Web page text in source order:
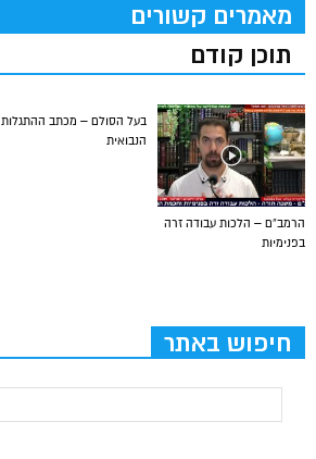
מאמרים קשורים
תוכן קודם
בעל הסולם – מכתב ההתגלות
הנבואית
הרמב”ם – הלכות עבודה זרה
בפנימיות
חיפוש באתר